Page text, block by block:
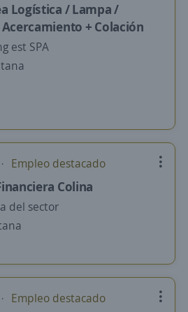
Logística / Lampa /
Acercamiento + Colación
est SPA
Empleo destacado
Colina
del sector
Empleo destacado